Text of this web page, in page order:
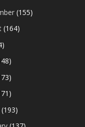
(155)
(164)
(193)